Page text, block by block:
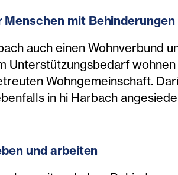
mit Behinderungen
auch einen Wohnverbund
Unterstützungsbedarf
Wohngemeinschaft.
in hi Harbach
und arbeiten